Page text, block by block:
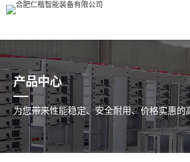
产品中心
为您带来性能稳定、安全耐用、价格实惠的